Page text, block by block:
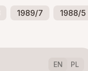
1989/7 1988/5
EN PL